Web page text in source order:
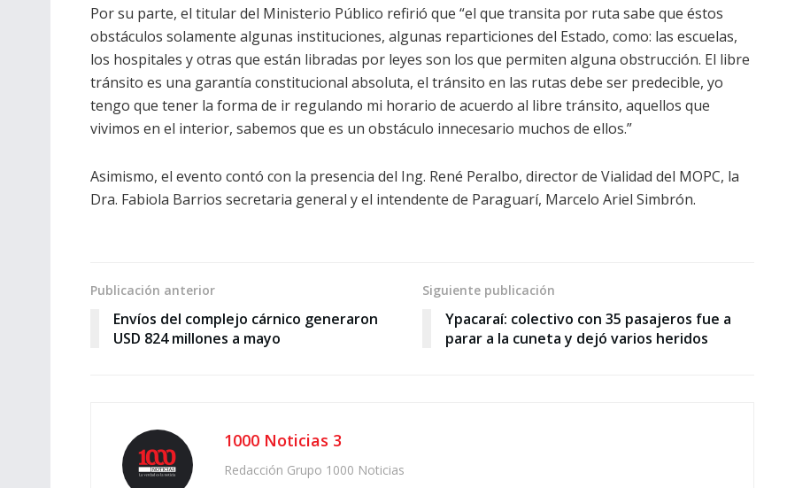
Por su parte, el titular del Ministerio Público refirió que “el que transita por ruta sabe que éstos
obstáculos solamente algunas instituciones, algunas reparticiones del Estado, como: las escuelas,
los hospitales y otras que están libradas por leyes son los que permiten alguna obstrucción. El libre
tránsito es una garantía constitucional absoluta, el tránsito en las rutas debe ser predecible, yo
tengo que tener la forma de ir regulando mi horario de acuerdo al libre tránsito, aquellos que
vivimos en el interior, sabemos que es un obstáculo innecesario muchos de ellos.”
Asimismo, el evento contó con la presencia del Ing. René Peralbo, director de Vialidad del MOPC, la
Dra. Fabiola Barrios secretaria general y el intendente de Paraguarí, Marcelo Ariel Simbrón.
Publicación anterior
Envíos del complejo cárnico generaron
USD 824 millones a mayo
Siguiente publicación
Ypacaraí: colectivo con 35 pasajeros fue a
parar a la cuneta y dejó varios heridos
1000 Noticias 3
Redacción Grupo 1000 Noticias